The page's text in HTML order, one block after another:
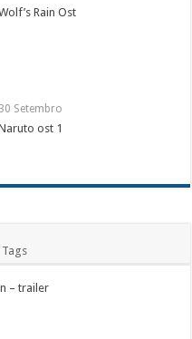
Rain Ost
30 Setembro
ost 1
Tags
– trailer